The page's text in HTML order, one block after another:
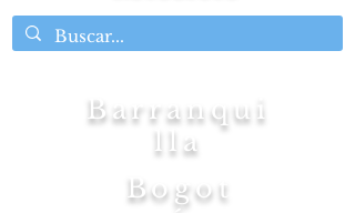
Barranqui
lla
Bogot